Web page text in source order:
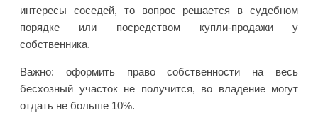
интересы соседей, то вопрос решается в судебном
порядке или посредством купли-продажи у
собственника.
Важно: оформить право собственности на весь
бесхозный участок не получится, во владение могут
отдать не больше 10%.